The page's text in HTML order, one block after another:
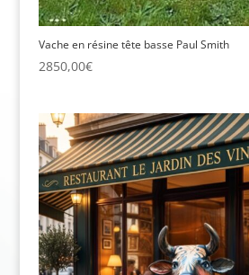
Vache en résine tête basse Paul Smith
2850,00€